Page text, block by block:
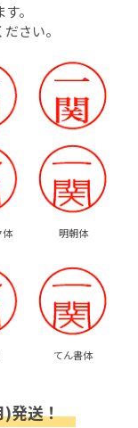
。
さい。
体 明朝体
てん書体
発送！